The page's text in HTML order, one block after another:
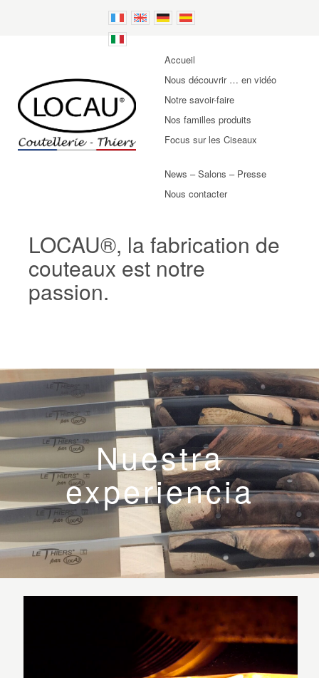
Accueil
Nous découvrir … en vidéo
Notre savoir-faire
Nos familles produits
Focus sur les Ciseaux
News – Salons – Presse
Nous contacter
LOCAU®, la fabrication de
couteaux est notre
passion.
Nuestra
experiencia